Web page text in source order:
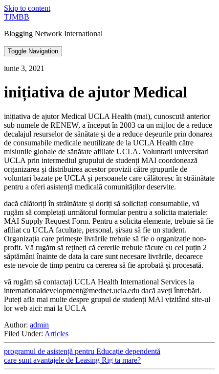
Skip to content
TJMBB
Blogging Network International
Toggle Navigation
iunie 3, 2021
inițiativa de ajutor Medical
inițiativa de ajutor Medical UCLA Health (mai), cunoscută anterior
sub numele de RENEW, a început în 2003 ca un mijloc de a reduce
decalajul resurselor de sănătate și de a reduce deșeurile prin donarea
de consumabile medicale neutilizate de la UCLA Health către
misiunile globale de sănătate afiliate UCLA. Voluntarii universitari
UCLA prin intermediul grupului de studenți MAI coordonează
organizarea și distribuirea acestor provizii către grupurile de
voluntari bazate pe UCLA și persoanele care călătoresc în străinătate
pentru a oferi asistență medicală comunităților deservite.
dacă călătoriți în străinătate și doriți să solicitați consumabile, vă
rugăm să completați următorul formular pentru a solicita materiale:
MAI Supply Request Form. Pentru a solicita elemente, trebuie să fie
afiliat cu UCLA facultate, personal, și/sau să fie un student.
Organizația care primește livrările trebuie să fie o organizație non-
profit. Vă rugăm să rețineți că cererile trebuie făcute cu cel puțin 2
săptămâni înainte de data la care sunt necesare livrările, deoarece
este nevoie de timp pentru ca cererea să fie aprobată și procesată.
vă rugăm să contactați UCLA Health International Services la
internationaldevelopment@mednet.ucla.edu dacă aveți întrebări.
Puteți afla mai multe despre grupul de studenți MAI vizitând site-ul
lor web aici: mai la UCLA
Author: admin
Filed Under: Articles
programul de asistență pentru Educație dependentă
care sunt avantajele de Leasing Rig ta mare?